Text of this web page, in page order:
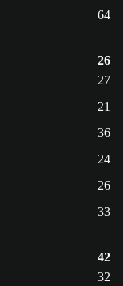
64
26
27
21
36
24
26
33
42
32